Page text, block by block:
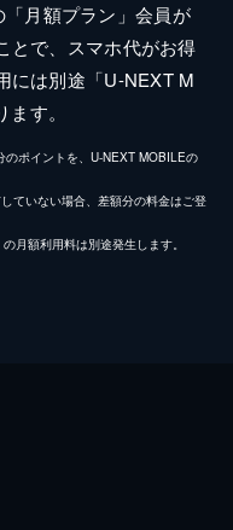
「月額プラン」会員が
とで、スマホ代がお得
には別途「U-NEXT M
す。
ポイントを、U-NEXT MOBILEの
ていない場合、差額分の料金はご登
月額利用料は別途発生します。